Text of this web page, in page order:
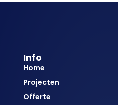
Info
Home
Projecten
Offerte